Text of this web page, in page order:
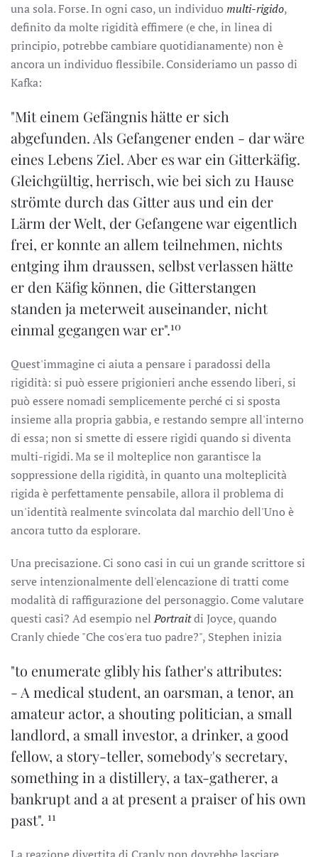
una sola. Forse. In ogni caso, un individuo multi-rigido,
definito da molte rigidità effimere (e che, in linea di
principio, potrebbe cambiare quotidianamente) non è
ancora un individuo flessibile. Consideriamo un passo di
Kafka:
"Mit einem Gefängnis hätte er sich
abgefunden. Als Gefangener enden - dar wäre
eines Lebens Ziel. Aber es war ein Gitterkäfig.
Gleichgültig, herrisch, wie bei sich zu Hause
strömte durch das Gitter aus und ein der
Lärm der Welt, der Gefangene war eigentlich
frei, er konnte an allem teilnehmen, nichts
entging ihm draussen, selbst verlassen hätte
er den Käfig können, die Gitterstangen
standen ja meterweit auseinander, nicht
einmal gegangen war er".10
Quest'immagine ci aiuta a pensare i paradossi della
rigidità: si può essere prigionieri anche essendo liberi, si
può essere nomadi semplicemente perché ci si sposta
insieme alla propria gabbia, e restando sempre all'interno
di essa; non si smette di essere rigidi quando si diventa
multi-rigidi. Ma se il molteplice non garantisce la
soppressione della rigidità, in quanto una molteplicità
rigida è perfettamente pensabile, allora il problema di
un'identità realmente svincolata dal marchio dell'Uno è
ancora tutto da esplorare.
Una precisazione. Ci sono casi in cui un grande scrittore si
serve intenzionalmente dell'elencazione di tratti come
modalità di raffigurazione del personaggio. Come valutare
questi casi? Ad esempio nelPortraitdi Joyce, quando
Cranly chiede "Che cos'era tuo padre?", Stephen inizia
"to enumerate glibly his father's attributes:
- A medical student, an oarsman, a tenor, an
amateur actor, a shouting politician, a small
landlord, a small investor, a drinker, a good
fellow, a story-teller, somebody's secretary,
something in a distillery, a tax-gatherer, a
bankrupt and a at present a praiser of his own
past". 11